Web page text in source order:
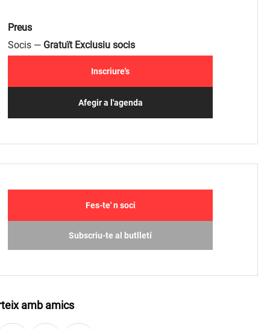
Preus
Socis — Gratuït Exclusiu socis
Inscriure's
Afegir a l'agenda
Fes-te' n soci
Subscriu-te al butlletí
amb amics